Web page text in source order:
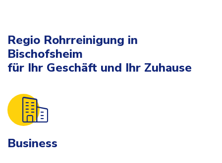
Regio Rohrreinigung in
Bischofsheim
für Ihr Geschäft und Ihr Zuhause
Business